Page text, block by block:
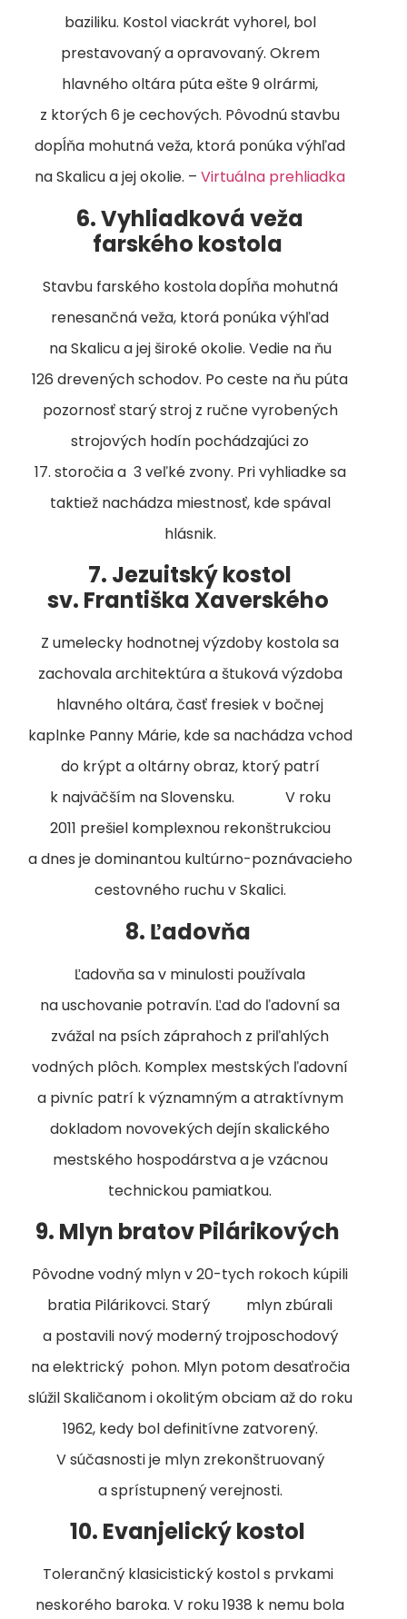
baziliku. Kostol viackrát vyhorel, bol
prestavovaný a opravovaný. Okrem
hlavného oltára púta ešte 9 olrármi,
z ktorých 6 je cechových. Pôvodnú stavbu
dopĺňa mohutná veža, ktorá ponúka výhľad
na Skalicu a jej okolie. – Virtuálna prehliadka
6. Vyhliadková veža
farského kostola
Stavbu farského kostoladopĺňa mohutná
renesančná veža, ktorá ponúka výhľad
na Skalicu a jej široké okolie. Vedie na ňu
126 drevených schodov. Po ceste na ňu púta
pozornosť starý stroj z ručne vyrobených
strojových hodín pochádzajúci zo
17. storočia a 3 veľké zvony. Pri vyhliadke sa
taktiež nachádza miestnosť, kde spával
hlásnik.
7. Jezuitský kostol
sv. Františka Xaverského
Z umelecky hodnotnej výzdoby kostola sa
zachovala architektúra a štuková výzdoba
hlavného oltára, časť fresiek v bočnej
kaplnke Panny Márie, kde sa nachádza vchod
do krýpt a oltárny obraz, ktorý patrí
k najväčším na Slovensku. V roku
2011 prešiel komplexnou rekonštrukciou
a dnes je dominantou kultúrno-poznávacieho
cestovného ruchu v Skalici.
8. Ľadovňa
Ľadovňa sa v minulosti používala
na uschovanie potravín. Ľad do ľadovní sa
zvážal na psích záprahoch z priľahlých
vodných plôch. Komplex mestských ľadovní
a pivníc patrí k významným a atraktívnym
dokladom novovekých dejín skalického
mestského hospodárstva a je vzácnou
technickou pamiatkou.
9. Mlyn bratov Pilárikových
Pôvodne vodný mlyn v 20-tych rokoch kúpili
bratia Pilárikovci. Starý mlyn zbúrali
a postavili nový moderný trojposchodový
na elektrický pohon. Mlyn potom desaťročia
slúžil Skaličanom i okolitým obciam až do roku
1962, kedy bol definitívne zatvorený.
V súčasnosti je mlyn zrekonštruovaný
a sprístupnený verejnosti.
10. Evanjelický kostol
Tolerančný klasicistický kostol s prvkami
neskorého baroka. V roku 1938 k nemu bola